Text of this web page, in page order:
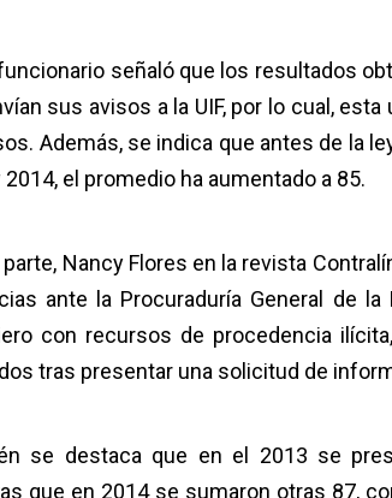
señaló que los resultados
sus avisos a la UIF, por lo cual,
Además, se indica que antes de la
2014, el promedio ha aumentado a 85.
Nancy Flores en la revista
ante la Procuraduría General de
con recursos de procedencia
tras presentar una solicitud de
se destaca que en el 2013 se
que en 2014 se sumaron otras 87,